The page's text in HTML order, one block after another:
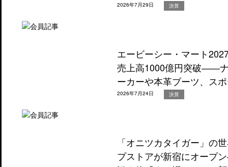
2026年7月29日 決算
エービーシー・マート
売上高1000億円突破――
ーカーや本革ブーツ、ス
2026年7月24日 決算
「オニツカタイガー」の
プストアが新宿にオープ